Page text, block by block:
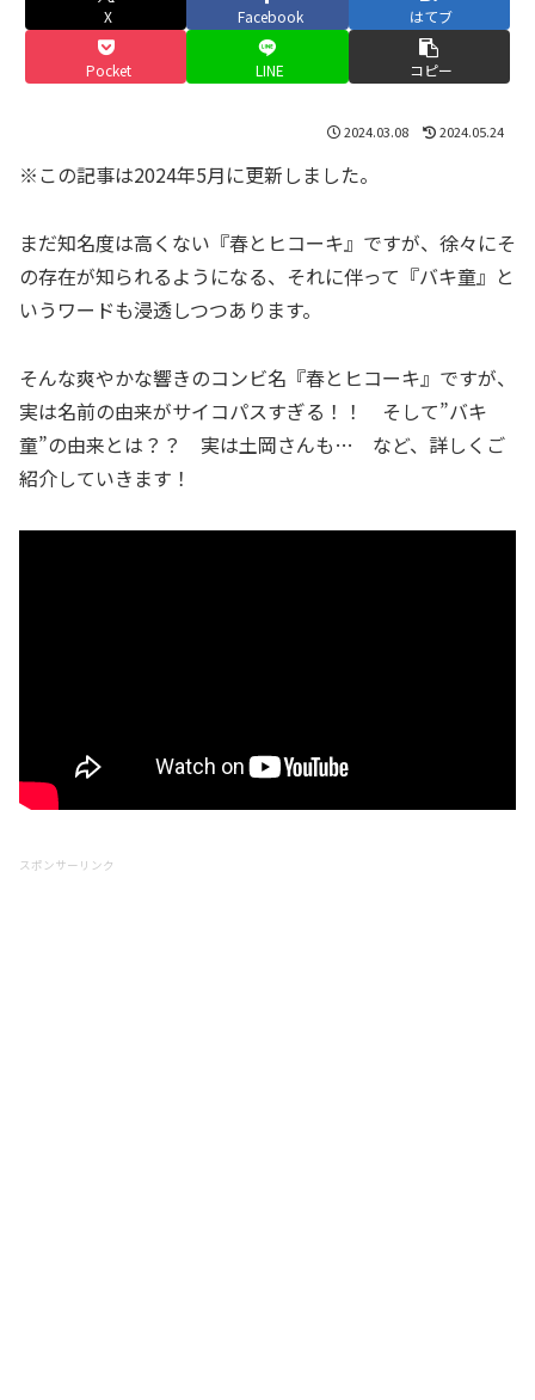
X Facebook はてブ
Pocket LINE コピー
2024.03.08 2024.05.24
※この記事は2024年5月に更新しました。
まだ知名度は高くない『春とヒコーキ』ですが、徐々にそ
の存在が知られるようになる、それに伴って『バキ童』と
いうワードも浸透しつつあります。
そんな爽やかな響きのコンビ名『春とヒコーキ』ですが、
実は名前の由来がサイコパスすぎる！！ そして”バキ
童”の由来とは？？ 実は土岡さんも… など、詳しくご
紹介していきます！
スポンサーリンク